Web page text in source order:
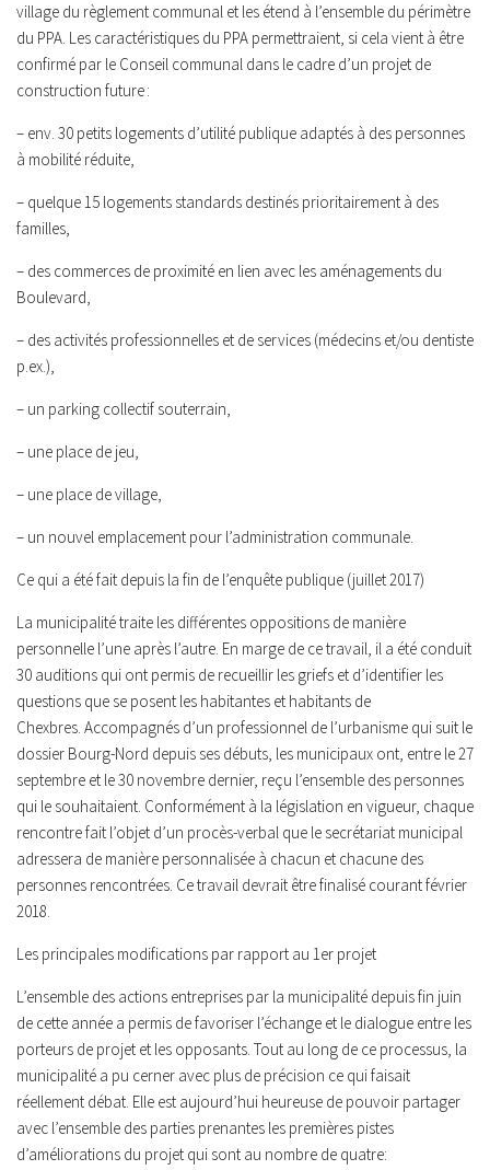
village du règlement communal et les étend à l’ensemble du périmètre
du PPA. Les caractéristiques du PPA permettraient, si cela vient à être
confirmé par le Conseil communal dans le cadre d’un projet de
construction future :
– env. 30 petits logements d’utilité publique adaptés à des personnes
à mobilité réduite,
– quelque 15 logements standards destinés prioritairement à des
familles,
– des commerces de proximité en lien avec les aménagements du
Boulevard,
– des activités professionnelles et de services (médecins et/ou dentiste
p.ex.),
– un parking collectif souterrain,
– une place de jeu,
– une place de village,
– un nouvel emplacement pour l’administration communale.
Ce qui a été fait depuis la fin de l’enquête publique (juillet 2017)
La municipalité traite les différentes oppositions de manière
personnelle l’une après l’autre. En marge de ce travail, il a été conduit
30 auditions qui ont permis de recueillir les griefs et d’identifier les
questions que se posent les habitantes et habitants de
Chexbres. Accompagnés d’un professionnel de l’urbanisme qui suit le
dossier Bourg-Nord depuis ses débuts, les municipaux ont, entre le 27
septembre et le 30 novembre dernier, reçu l’ensemble des personnes
qui le souhaitaient. Conformément à la législation en vigueur, chaque
rencontre fait l’objet d’un procès-verbal que le secrétariat municipal
adressera de manière personnalisée à chacun et chacune des
personnes rencontrées. Ce travail devrait être finalisé courant février
2018.
Les principales modifications par rapport au 1er projet
L’ensemble des actions entreprises par la municipalité depuis fin juin
de cette année a permis de favoriser l’échange et le dialogue entre les
porteurs de projet et les opposants. Tout au long de ce processus, la
municipalité a pu cerner avec plus de précision ce qui faisait
réellement débat. Elle est aujourd’hui heureuse de pouvoir partager
avec l’ensemble des parties prenantes les premières pistes
d’améliorations du projet qui sont au nombre de quatre: